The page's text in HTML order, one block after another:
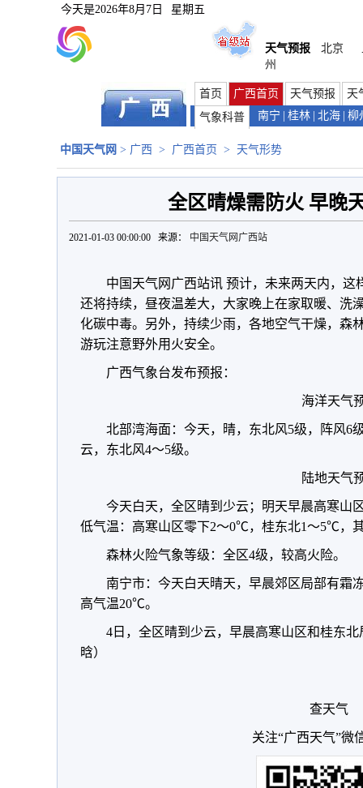
今天是2026年8月7日 星期五
天气预报 北京
州
首页 广西首页 天气预报
天
气象科普
南宁 桂林 北海 柳
中国天气网 > 广西 > 广西首页 > 天气形势
全区晴燥需防火 早晚
2021-01-03 00:00:00 来源： 中国天气网广西站
中国天气网广西站讯 预计，未来两天内，
还将持续，昼夜温差大，大家晚上在家取暖、洗
化碳中毒。另外，持续少雨，各地空气干燥，森
游玩注意野外用火安全。
广西气象台发布预报：
海洋天气
北部湾海面：今天，晴，东北风5级，阵风6
云，东北风4～5级。
陆地天气
今天白天，全区晴到少云；明天早晨高寒山
低气温：高寒山区零下2～0℃，桂东北1～5℃，
森林火险气象等级：全区4级，较高火险。
南宁市：今天白天晴天，早晨郊区局部有霜
高气温20℃。
4日，全区晴到少云，早晨高寒山区和桂东
晗）
查天气
关注“广西天气”微